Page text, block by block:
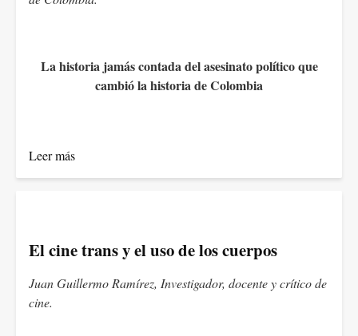
La historia jamás contada del asesinato político que
cambió la historia de Colombia
Leer más
El cine trans y el uso de los cuerpos
Juan Guillermo Ramírez, Investigador, docente y crítico de
cine.